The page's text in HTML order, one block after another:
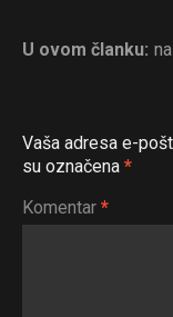
U ovom članku:
Vaša adresa e-
su označena *
Komentar *